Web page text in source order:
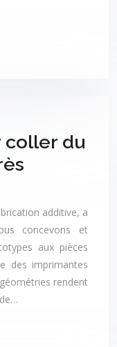
coller du
additive, a
concevons et
aux pièces
des imprimantes
rendent